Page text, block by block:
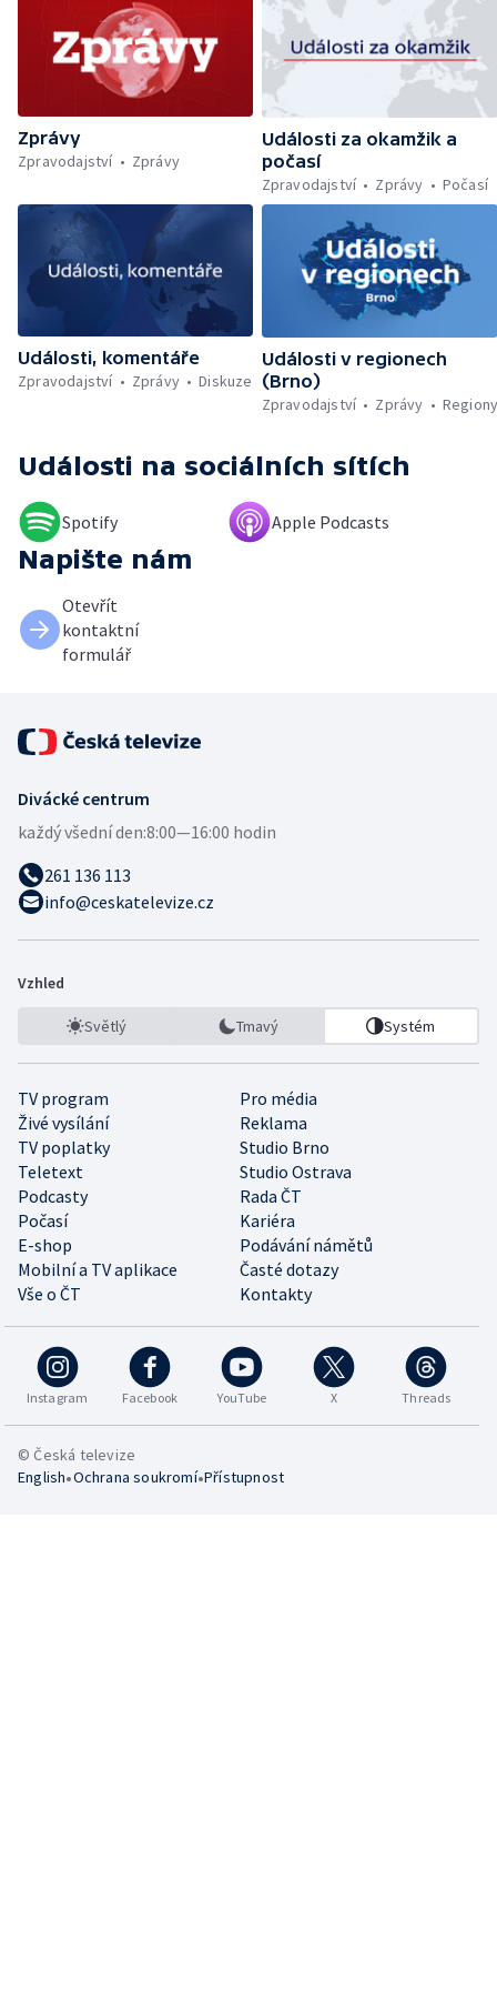
Česká ConsilTech kupuje norskou
společnost Madshus — Ocenění Gentlemana
silnic za záchranu života — Další teplotní
rekordy v Česku — Rekordní teplota
naměřená na Moravě — Klimatizace v MHD —
Klimatizace na dětských odděleních
nemocnic — Klimatizace v domácnostech —
Žaloba proti Trumpovým clům — Záchrana
migrantů v Lamanšském průlivu — Čištění
Karlova mostu — Sběr borůvek v
zakázaných oblastech Šumavy — Investice
do energetické sítě — Hromadný pohřeb v
Gaze — Drahý život v Jižní Koreji — Potopení
indické lodi v Rudém moři — Nedostatek
vody ovlivňuje zdraví ptáků — Natáčení
vánoční pohádky pro neslyšící
Zprávy
Zpravodajství
Zprávy
Události za okamžik a
počasí
Zpravodajství
Zprávy Počasí
Události, komentáře
Zpravodajství
Zprávy Diskuze
Události v regionech
(Brno)
Zpravodajství
Zprávy
Události na sociálních sítích
Spotify Apple Podcasts
Napište nám
Otevřít
kontaktní
formulář
Divácké centrum
každý všední den:8:00—16:00 hodin
261 136 113
info@ceskatelevize.cz
Vzhled
Světlý Tmavý Systém
TV program
Pro média
Živé vysílání
Reklama
TV poplatky
Studio Brno
Teletext
Studio Ostrava
Podcasty
Rada ČT
Počasí
Kariéra
E-shop
Podávání námětů
Mobilní a TV aplikace
Časté dotazy
Vše o ČT
Kontakty
Instagram Facebook YouTube X Threads
© Česká televize
English•Ochrana soukromí•Přístupnost